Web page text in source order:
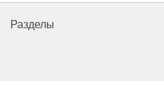
Разделы